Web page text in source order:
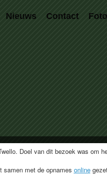
Nieuws Contact
Doel van dit bezoek was om
samen met de opnames online